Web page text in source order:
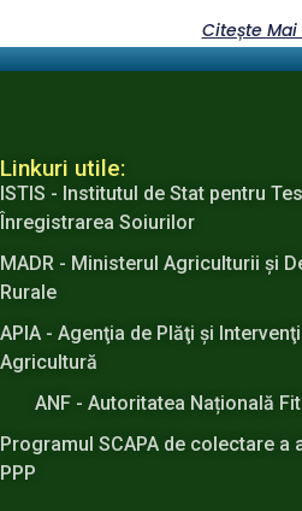
Citește Mai
Linkuri utile:
ISTIS - Institutul de Stat pentru
Înregistrarea Soiurilor
MADR - Ministerul Agriculturii şi
Rurale
APIA - Agenţia de Plăţi şi
Agricultură
ANF - Autoritatea Națională
Programul SCAPA de colectare a
PPP